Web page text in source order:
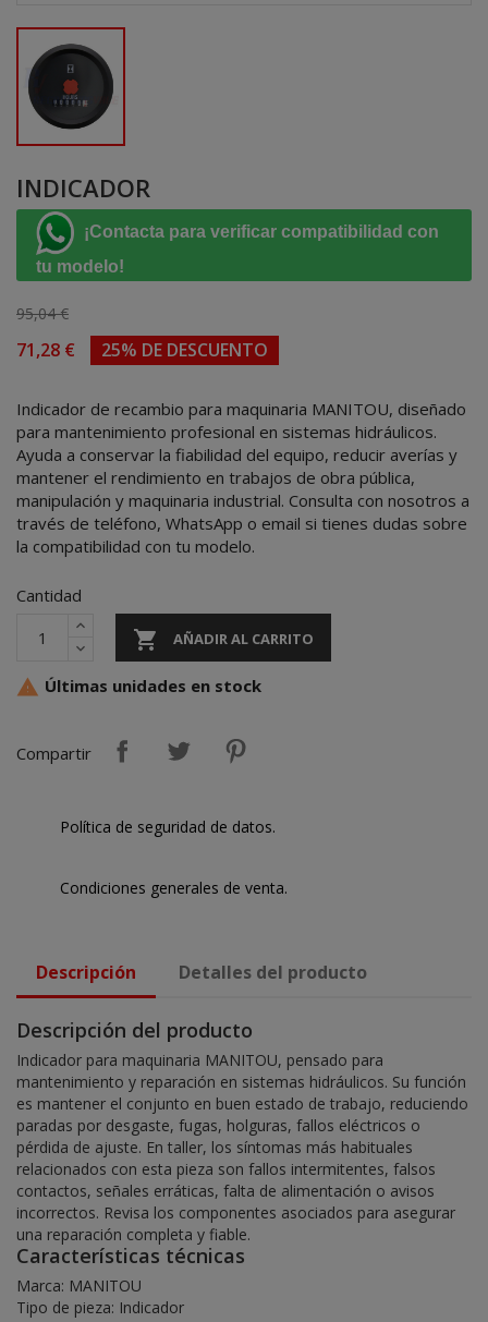
INDICADOR
¡Contacta para verificar compatibilidad con
tu modelo!
95,04 €
71,28 € 25% DE DESCUENTO
Indicador de recambio para maquinaria MANITOU, diseñado
para mantenimiento profesional en sistemas hidráulicos.
Ayuda a conservar la fiabilidad del equipo, reducir averías y
mantener el rendimiento en trabajos de obra pública,
manipulación y maquinaria industrial. Consulta con nosotros a
través de teléfono, WhatsApp o email si tienes dudas sobre
la compatibilidad con tu modelo.
Cantidad
 AÑADIR AL CARRITO
 Últimas unidades en stock
Compartir
Política de seguridad de datos.
Condiciones generales de venta.
Descripción Detalles del producto
Descripción del producto
Indicador para maquinaria MANITOU, pensado para
mantenimiento y reparación en sistemas hidráulicos. Su función
es mantener el conjunto en buen estado de trabajo, reduciendo
paradas por desgaste, fugas, holguras, fallos eléctricos o
pérdida de ajuste. En taller, los síntomas más habituales
relacionados con esta pieza son fallos intermitentes, falsos
contactos, señales erráticas, falta de alimentación o avisos
incorrectos. Revisa los componentes asociados para asegurar
una reparación completa y fiable.
Características técnicas
Marca: MANITOU
Tipo de pieza: Indicador